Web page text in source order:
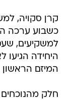
קרן סקויה,
כשבוע ערכה
היחידה הגיעו
המיזם
חלק